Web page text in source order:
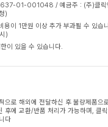
01-001048 / 예금주 : (주)클릭
)
용이 1만원 이상 추가 부과될 수 있
)
이 있을 수 있습니다.
으로 해외에 전달하신 후 불량제품으
후에 교환/반품 처리가 가능하며, 클
다